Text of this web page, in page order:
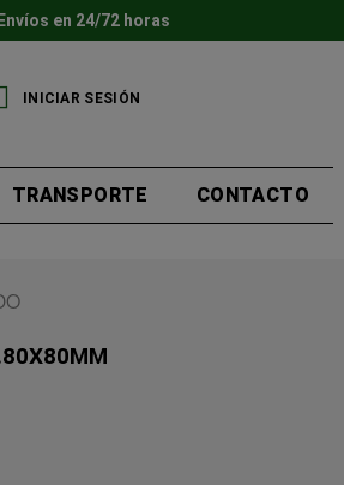
en 24/72 horas
INICIAR SESIÓN
TRANSPORTE CONTACTO